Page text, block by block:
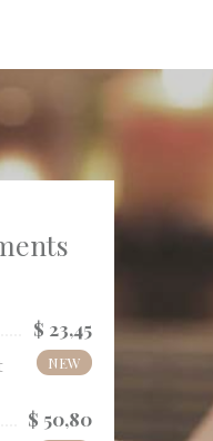
$ 23,45
NEW
$ 50,80